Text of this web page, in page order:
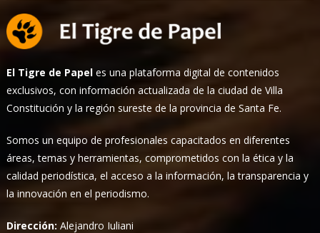
El Tigre de Papel es una plataforma digital de contenidos
exclusivos, con información actualizada de la ciudad de Villa
Constitución y la región sureste de la provincia de Santa Fe.
Somos un equipo de profesionales capacitados en diferentes
áreas, temas y herramientas, comprometidos con la ética y la
calidad periodística, el acceso a la información, la transparencia y
la innovación en el periodismo.
Dirección:Alejandro Iuliani